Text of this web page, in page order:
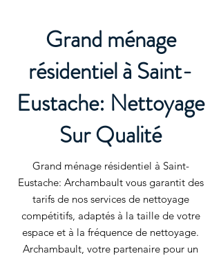
Grand ménage
résidentiel à Saint-
Eustache: Nettoyage
Sur Qualité
Grand ménage résidentiel à Saint-
Eustache: Archambault vous garantit des
tarifs de nos services de nettoyage
compétitifs, adaptés à la taille de votre
espace et à la fréquence de nettoyage.
Archambault, votre partenaire pour un